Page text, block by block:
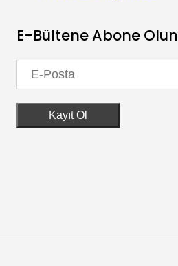
E-Bültene Abone Olun
Kayıt Ol